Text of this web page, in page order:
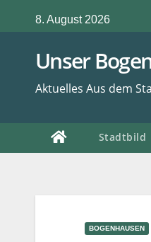
Inhalt
springen
8. August 2026
Unser
Aktuelles Aus dem
Stadtbild
BOGENHAUSEN